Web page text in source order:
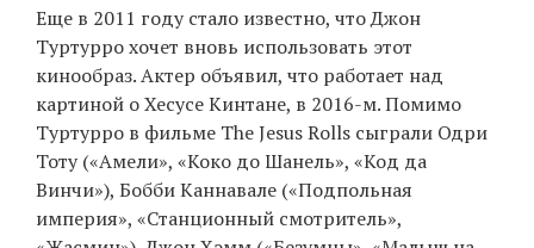
Еще в 2011 году стало известно, что Джон
Туртурро хочет вновь использовать этот
кинообраз. Актер объявил, что работает над
картиной о Хесусе Кинтане, в 2016-м. Помимо
Туртурро в фильме The Jesus Rolls сыграли Одри
Тоту («Амели», «Коко до Шанель», «Код да
Винчи»), Бобби Каннавале («Подпольная
империя», «Станционный смотритель»,